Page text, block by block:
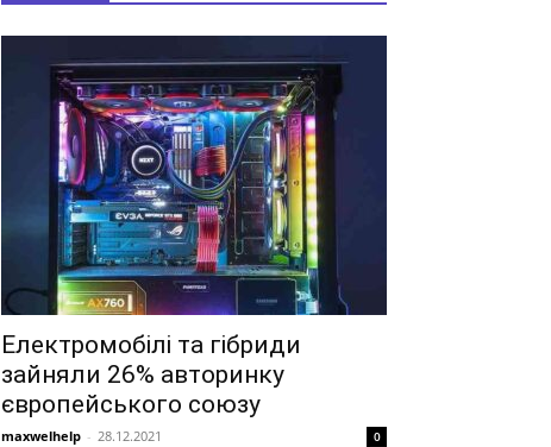
Електромобілі та гібриди
зайняли 26% авторинку
європейського союзу
maxwelhelp - 28.12.2021 0